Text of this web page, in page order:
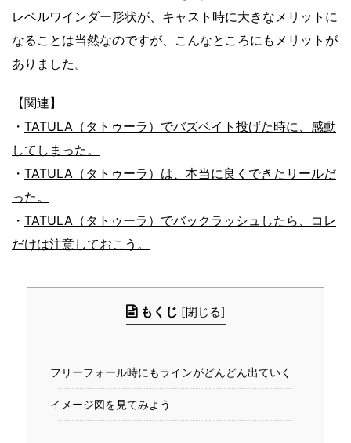
レベルワインダー形状が、キャスト時に大きなメリットに
なることは当然なのですが、こんなところにもメリットが
ありました。
【関連】
・ TATULA（タトゥーラ）でバズベイト投げた時に、感動
してしまった。
・ TATULA（タトゥーラ）は、本当に良くできたリールだ
った。
・ TATULA（タトゥーラ）でバックラッシュしたら、コレ
だけは注意しておこう。
もくじ [閉じる]
フリーフォール時にもラインがどんどん出ていく
イメージ図を見てみよう